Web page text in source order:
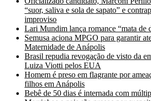
“suor, saliva e sola de sapato” e
improviso
Lari Mundim lança romance “mata de
Semusa aciona MPGO para garantir
Maternidade de Anápolis
Brasil repudia revogação de visto da
Luiza Viotti pelos EUA
Homem é preso em flagrante por
filhos em Anápolis
Bebê de 50 dias é internada com